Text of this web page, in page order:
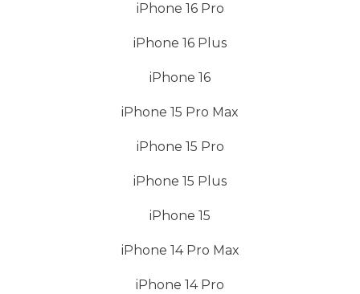
iPhone 16 Pro
iPhone 16 Plus
iPhone 16
iPhone 15 Pro Max
iPhone 15 Pro
iPhone 15 Plus
iPhone 15
iPhone 14 Pro Max
iPhone 14 Pro